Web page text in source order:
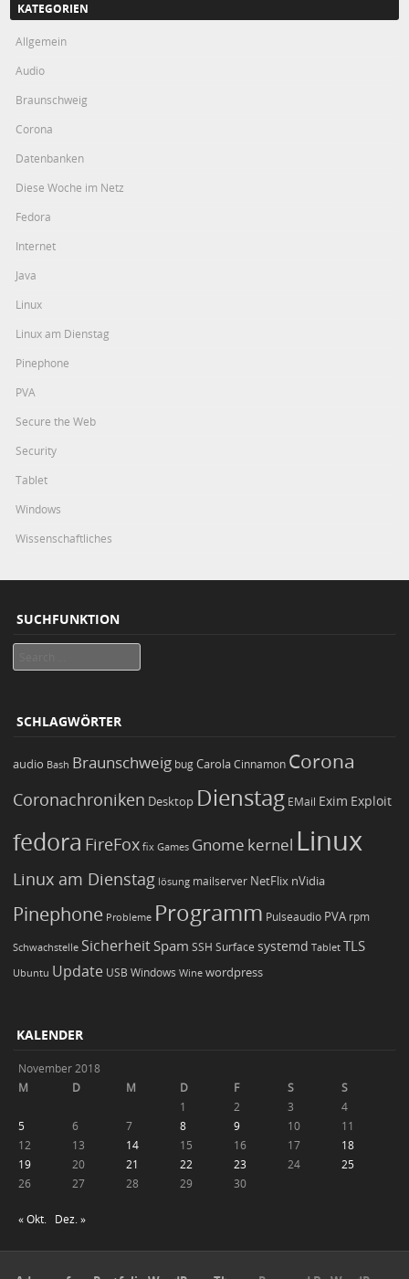
KATEGORIEN
Allgemein
Audio
Braunschweig
Corona
Datenbanken
Diese Woche im Netz
Fedora
Internet
Java
Linux
Linux am Dienstag
Pinephone
PVA
Secure the Web
Security
Tablet
Windows
Wissenschaftliches
SUCHFUNKTION
SCHLAGWÖRTER
audio Bash Braunschweig bugCarola Cinnamon Corona
Coronachroniken Desktop Dienstag EMail Exim Exploit
fedora FireFox fix Games Gnome kernel Linux
Linux am Dienstag lösung mailserver NetFlix nVidia
Pinephone Probleme Programm Pulseaudio PVA rpm
Schwachstelle Sicherheit Spam SSH Surface systemd Tablet TLS
Ubuntu Update USB Windows Wine wordpress
KALENDER
November 2018
M
D M D F S
S
1
2 3
4
5
6 7 8 9 10
11
12
13 14 15 16 17
18
19
20 21 22 23 24
25
26
27 28 29 30
« Okt. Dez. »